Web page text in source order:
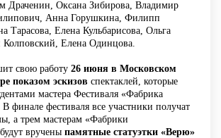
Драченин, Оксана Зибирова, Владимир
Анна Горушкина, Филипп
Тарасова, Елена Кульбарисова, Ольга
Колповский, Елена Одинцова.
свою работу 26 июня в Московском
показом эскизов спектаклей, которые
мастера Фестиваля «Фабрика
В финале фестиваля все участники получат
а трем мастерам «Фабрики
вручены памятные статуэтки «Верю»